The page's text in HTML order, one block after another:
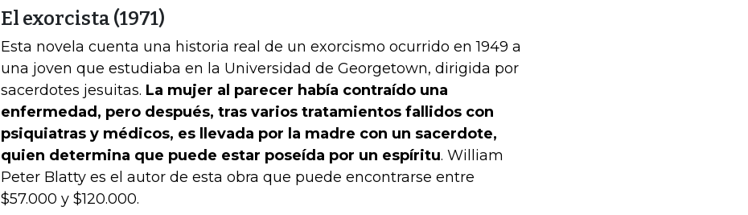
El exorcista (1971)
Esta novela cuenta una historia real de un exorcismo ocurrido en 1949 a
una joven que estudiaba en la Universidad de Georgetown, dirigida por
sacerdotes jesuitas. La mujer al parecer había contraído una
enfermedad, pero después, tras varios tratamientos fallidos con
psiquiatras y médicos, es llevada por la madre con un sacerdote,
quien determina que puede estar poseída por un espíritu. William
Peter Blatty es el autor de esta obra que puede encontrarse entre
$57.000 y $120.000.